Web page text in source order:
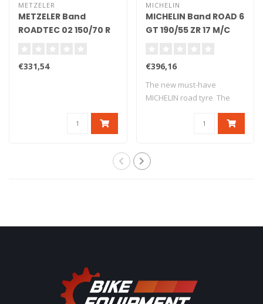
METZELER
METZELER Band
ROADTEC 02 150/70 R
€331,54
MICHELIN
MICHELIN Band ROAD 6
GT 190/55 ZR 17 M/C
€396,16
The new must-have
MICHELIN road tyre The